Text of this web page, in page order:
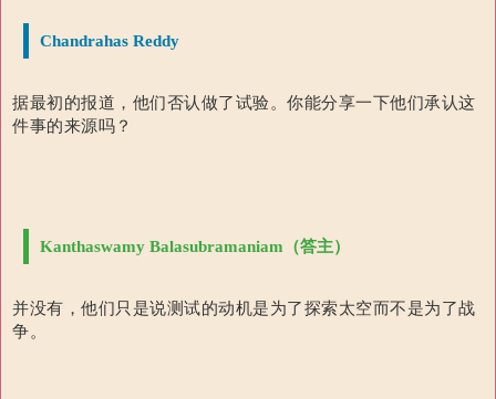
Chandrahas Reddy
据最初的报道，他们否认做了试验。你能分享一下他们承认这
件事的来源吗？
Kanthaswamy Balasubramaniam（答主）
并没有，他们只是说测试的动机是为了探索太空而不是为了战
争。